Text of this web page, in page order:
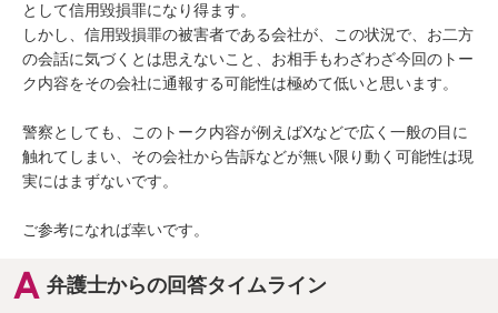
として信用毀損罪になり得ます。
しかし、信用毀損罪の被害者である会社が、この状況で、お二方
の会話に気づくとは思えないこと、お相手もわざわざ今回のトー
ク内容をその会社に通報する可能性は極めて低いと思います。
警察としても、このトーク内容が例えばXなどで広く一般の目に
触れてしまい、その会社から告訴などが無い限り動く可能性は現
実にはまずないです。
ご参考になれば幸いです。
弁護士からの回答タイムライン